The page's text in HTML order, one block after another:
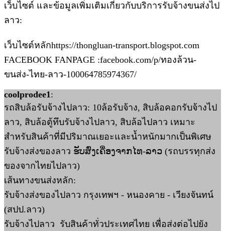
เว็บไซต์ และข้อมูลเพิ่มเติมเกี่ยวกับบริการรับจ้างขนส่งไป
ลาว:
เว็บไซต์หลักhttps://thongluan-transport.blogspot.com
FACEBOOK FANPAGE :facebook.com/p/ทองล้วน-
ขนส่ง-ไทย-ลาว-100064785974367/
coolprodee1:
รถสิบล้อรับจ้างไปลาว: 10ล้อรับจ้าง, สิบล้อคอกรับจ้างไป
ลาว, สิบล้อตู้ทึบรับจ้างไปลาว, สิบล้อไปลาว เหมาะ
สำหรับสินค้าที่มีปริมาณเยอะและน้ำหนักมากเป็นพิเศษ
รับจ้างส่งของลาว ຮັບສົ່ງເຄື່ອງຈາກໄທ-ລາວ (รถบรรทุกส่ง
ของจากไทยไปลาว)
เส้นทางขนส่งหลัก:
รับจ้างส่งของไปลาว กรุงเทพฯ - หนองคาย - เวียงจันทน์
(สปป.ลาว)
รับจ้างไปลาว รับสินค้าทั่วประเทศไทย เพื่อส่งต่อไปยัง